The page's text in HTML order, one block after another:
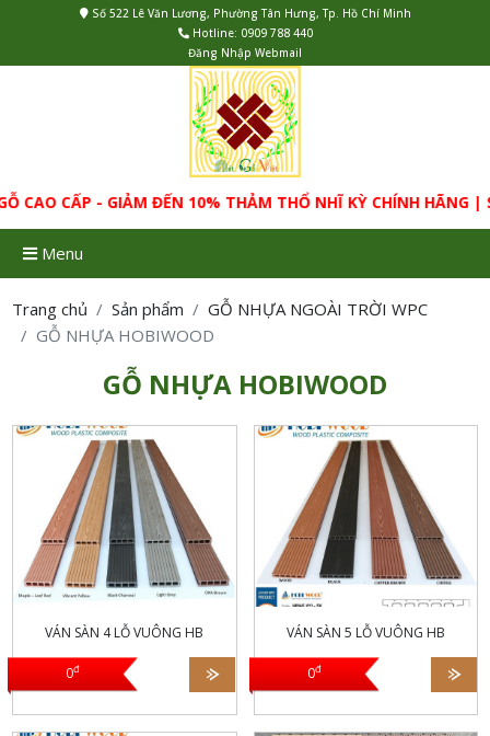
Số 522 Lê Văn Lương, Phường Tân Hưng, Tp. Hồ Chí Minh
Hotline: 0909 788 440
Đăng Nhập Webmail
CẤP - GIẢM ĐẾN 10% THẢM THỔ NHĨ KỲ CHÍNH HÃNG |
Menu
Trang chủ Sản phẩm
GỖ NHỰA NGOÀI TRỜI WPC
GỖ NHỰA HOBIWOOD
GỖ NHỰA HOBIWOOD
VÁN SÀN 4 LỖ VUÔNG HB
0đ
VÁN SÀN 5 LỖ VUÔNG HB
0đ